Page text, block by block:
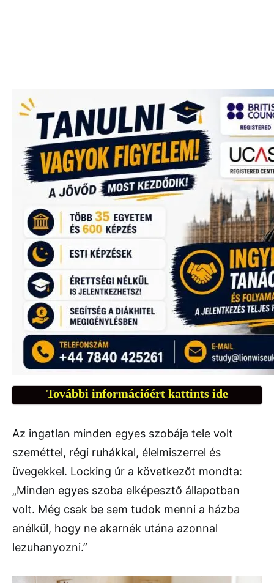
További információért kattints ide
Az ingatlan minden egyes szobája tele volt
szeméttel, régi ruhákkal, élelmiszerrel és
üvegekkel. Locking úr a következőt mondta:
„Minden egyes szoba elképesztő állapotban
volt. Még csak be sem tudok menni a házba
anélkül, hogy ne akarnék utána azonnal
lezuhanyozni.”